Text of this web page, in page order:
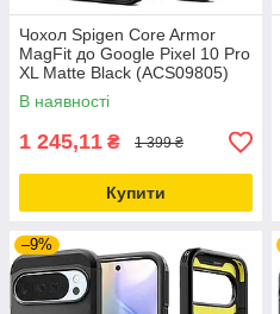
Чохол Spigen Core Armor
MagFit до Google Pixel 10 Pro
XL Matte Black (ACS09805)
В наявності
1 245,11 ₴ 1 399 ₴
Купити
–9%